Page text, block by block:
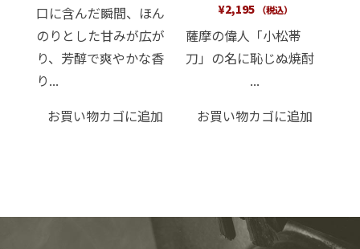
口に含んだ瞬間、ほん
のりとした甘みが広が
り、芳醇で爽やかな香
り...
お買い物カゴに追加
¥2,195 （税込）
薩摩の偉人「小松帯
刀」の名に恥じぬ焼酎
...
お買い物カゴに追加